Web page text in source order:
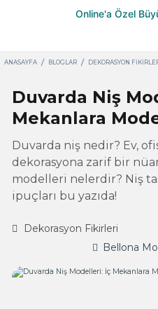
ANASAYFA BLOGLAR DEKORASYON
Duvarda Niş
Mekanlara
Duvarda niş nedir? Ev,
dekorasyona zarif bir
modelleri nelerdir? Niş
ipuçları bu yazıda!
Dekorasyon Fikirleri
Bellona